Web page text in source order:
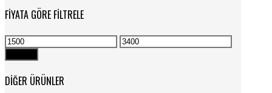
FIYATA GÖRE FILTRELE
En
düşük
fiyat
En
yüksek
DIĞER ÜRÜNLER